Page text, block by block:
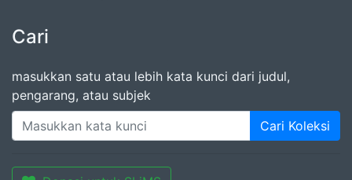
Cari
masukkan satu atau lebih kata kunci dari judul,
pengarang, atau subjek
Cari Koleksi